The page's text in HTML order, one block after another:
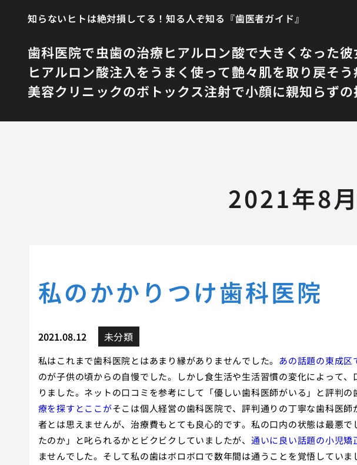
知らないヒトは絶対損してる！知る人ぞ知る『歯医者ガイド』
歯科医院で虫歯の治療ヒアルロン酸で大きくなった
ヒアルロン酸注入をうまく使って艶々肌を取り戻そう
美容クリニックのボトックス注射で小顔に親知らずの
2021年8月
私のかかりつけ歯科医院
2021.08.12 未分類
私はこれまで歯科医院とはあまり縁がありませんでした。 あの話題の東成区
のが子供の頃からの自慢でした。しかし食生活や生活習慣の変化によって
りました。ネットの口コミを参考にして「優しい歯科医師がいる」と評判の
療を探すとここがそこは個人経営の歯科医院で、評判通りの丁寧な歯科医
者とは思えませんが、治療費もとても良心的です。私の口内の状態は最悪
たのか」と叱られるかとビクビクしていましたが、 通いに良い話題の小児
ませんでした。そして私の歯はボロボロで数年間は通うことを覚悟してい